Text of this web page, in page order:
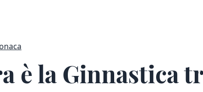
è la Ginnastica